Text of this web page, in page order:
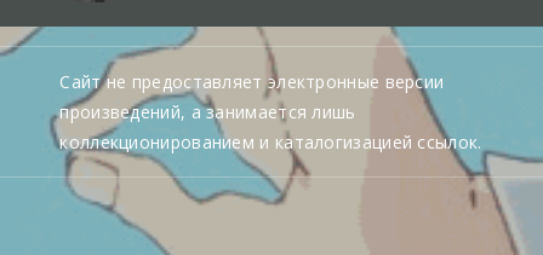
Сайт не предоставляет электронные версии
произведений, а занимается лишь
коллекционированием и каталогизацией ссылок.